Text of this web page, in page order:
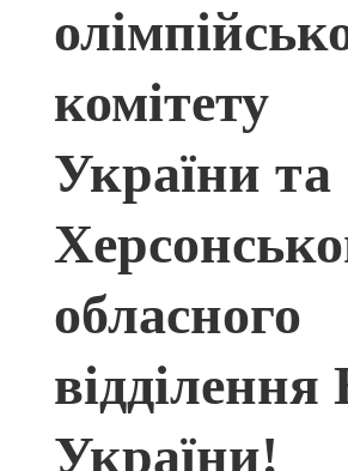
комітету
України та
обласного
України!